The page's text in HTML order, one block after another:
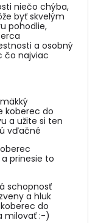
niečo chýba,
byť skvelým
pohodlie,
a osobný
čo najviac
koberec do
a užite si ten
vďačné
prinesie to
schopnosť
a hluk
do
milovať :-)